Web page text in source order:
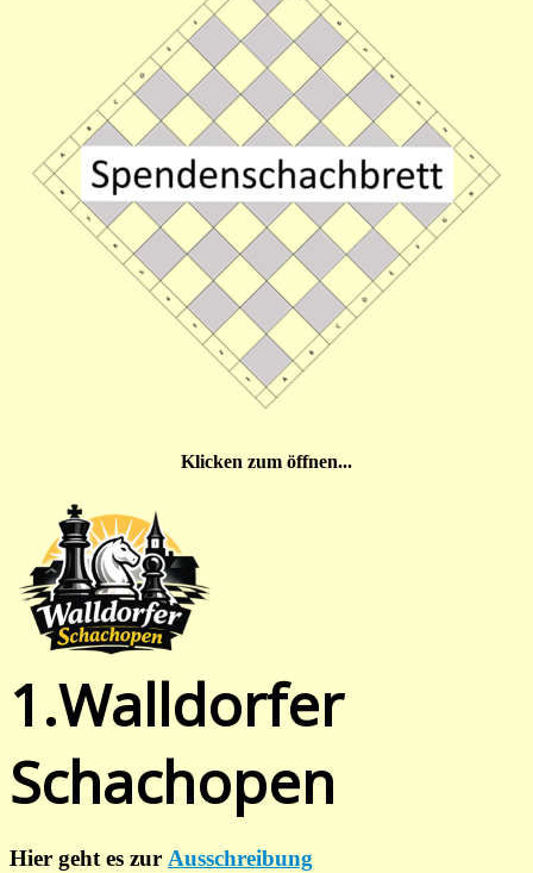
Klicken zum öffnen...
1.Walldorfer
Schachopen
Hier geht es zur Ausschreibung